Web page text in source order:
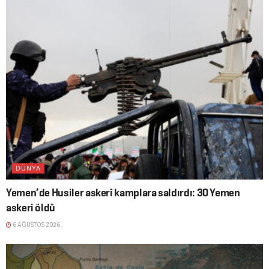
DÜNYA
Yemen’de Husiler askerî kamplara saldırdı: 30 Yemen
askeri öldü
6 AĞUSTOS 2026